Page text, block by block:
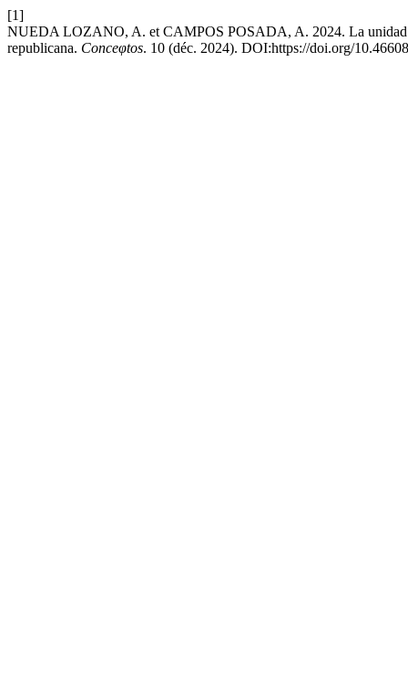
[1]
NUEDA LOZANO, A. et CAMPOS POSADA, A. 2024. La unidad
republicana. Conceφtos. 10 (déc. 2024). DOI:https://doi.org/